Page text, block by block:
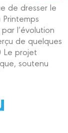
de dresser le
l’évolution
de quelques
Le projet
soutenu